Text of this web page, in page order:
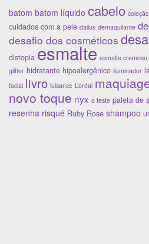
batom batom líquido cabelo
cuidados com a pele dailus demaquilante
desafio dos cosméticos
distopia esmalte esmalte cremoso
glitter hidratante hipoalergênico iluminador
facial livro luisance L’oréal
novo toque nyx o teste paleta de
resenha risqué Ruby Rose shampoo